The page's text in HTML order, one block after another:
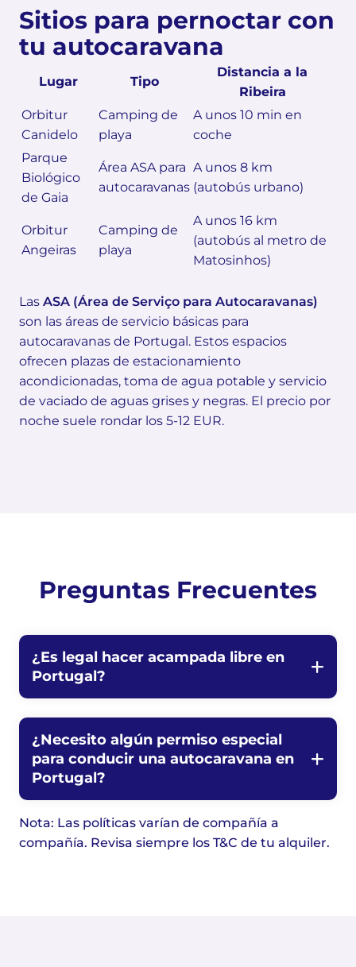
Sitios para pernoctar con
tu autocaravana
Lugar Tipo
Distancia a la
Ribeira
Orbitur
Canidelo
Camping de
playa
A unos 10 min en
coche
Parque
Biológico
de Gaia
Área ASA para
autocaravanas
A unos 8 km
(autobús urbano)
Orbitur
Angeiras
Camping de
playa
A unos 16 km
(autobús al metro de
Matosinhos)
Las ASA (Área de Serviço para Autocaravanas)
son las áreas de servicio básicas para
autocaravanas de Portugal. Estos espacios
ofrecen plazas de estacionamiento
acondicionadas, toma de agua potable y servicio
de vaciado de aguas grises y negras. El precio por
noche suele rondar los 5-12 EUR.
Preguntas Frecuentes
¿Es legal hacer acampada libre en
Portugal?
¿Necesito algún permiso especial
para conducir una autocaravana en
Portugal?
Nota: Las políticas varían de compañía a
compañía. Revisa siempre los T&C de tu alquiler.